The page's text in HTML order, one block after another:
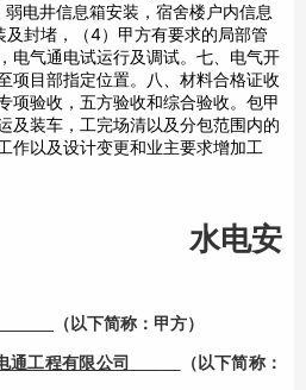
电井信息箱安装，宿舍楼户内信息
封堵，（4）甲方有要求的局部管
电气通电试运行及调试。七、电气开
项目部指定位置。八、材料合格证收
项验收，五方验收和综合验收。包甲
及装车，工完场清以及分包范围内的
作以及设计变更和业主要求增加工
水电安
（以下简称：甲方）
通工程有限公司 （以下简称：